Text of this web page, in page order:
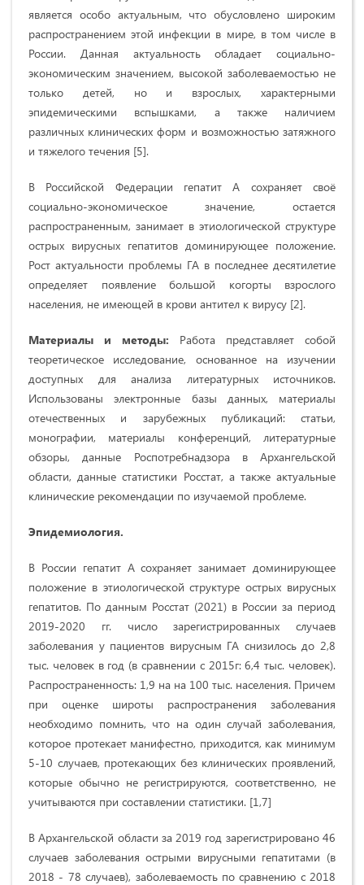
является особо актуальным, что обусловлено широким
распространением этой инфекции в мире, в том числе в
России. Данная актуальность обладает социально-
экономическим значением, высокой заболеваемостью не
только детей, но и взрослых, характерными
эпидемическими вспышками, а также наличием
различных клинических форм и возможностью затяжного
и тяжелого течения [5].
В Российской Федерации гепатит А сохраняет своё
социально-экономическое значение, остается
распространенным, занимает в этиологической структуре
острых вирусных гепатитов доминирующее положение.
Рост актуальности проблемы ГА в последнее десятилетие
определяет появление большой когорты взрослого
населения, не имеющей в крови антител к вирусу [2].
Материалы и методы: Работа представляет собой
теоретическое исследование, основанное на изучении
доступных для анализа литературных источников.
Использованы электронные базы данных, материалы
отечественных и зарубежных публикаций: статьи,
монографии, материалы конференций, литературные
обзоры, данные Роспотребнадзора в Архангельской
области, данные статистики Росстат, а также актуальные
клинические рекомендации по изучаемой проблеме.
Эпидемиология.
В России гепатит А сохраняет занимает доминирующее
положение в этиологической структуре острых вирусных
гепатитов. По данным Росстат (2021) в России за период
2019-2020 гг. число зарегистрированных случаев
заболевания у пациентов вирусным ГА снизилось до 2,8
тыс. человек в год (в сравнении с 2015г: 6,4 тыс. человек).
Распространенность: 1,9 на на 100 тыс. населения. Причем
при оценке широты распространения заболевания
необходимо помнить, что на один случай заболевания,
которое протекает манифестно, приходится, как минимум
5-10 случаев, протекающих без клинических проявлений,
которые обычно не регистрируются, соответственно, не
учитываются при составлении статистики. [1,7]
В Архангельской области за 2019 год зарегистрировано 46
случаев заболевания острыми вирусными гепатитами (в
2018 - 78 случаев), заболеваемость по сравнению с 2018